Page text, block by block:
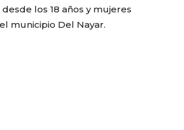
los 18 años y mujeres
municipio Del Nayar.